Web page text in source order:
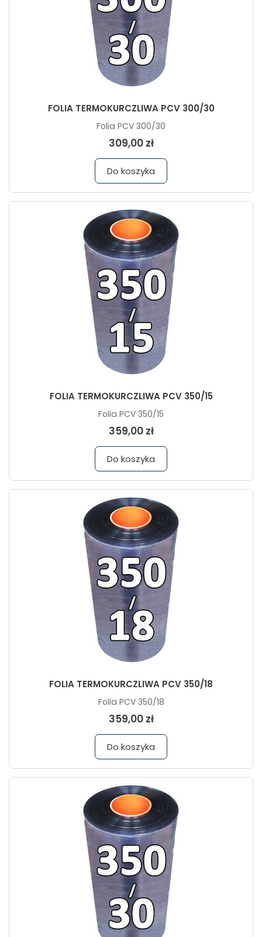
FOLIA TERMOKURCZLIWA PCV 300/30
Folia PCV 300/30
309,00 zł
Do koszyka
FOLIA TERMOKURCZLIWA PCV 350/15
Folia PCV 350/15
359,00 zł
Do koszyka
FOLIA TERMOKURCZLIWA PCV 350/18
Folia PCV 350/18
359,00 zł
Do koszyka